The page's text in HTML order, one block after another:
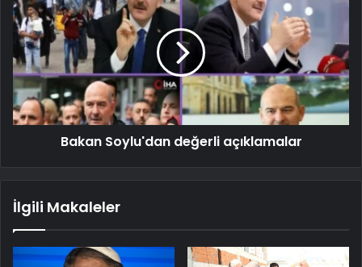
Bakan Soylu'dan değerli açıklamalar
İlgili Makaleler